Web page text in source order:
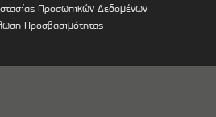
Προσωπικών Δεδομένων
Προσβασιμότητας